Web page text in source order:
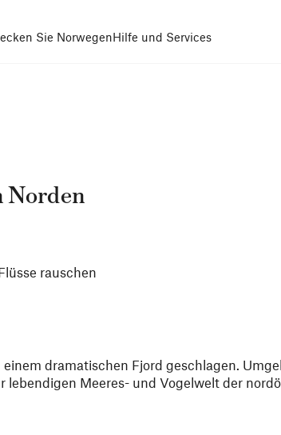
Sie NorwegenHilfe und Services
Norden
rauschen
dramatischen Fjord geschlagen.
Meeres- und Vogelwelt der